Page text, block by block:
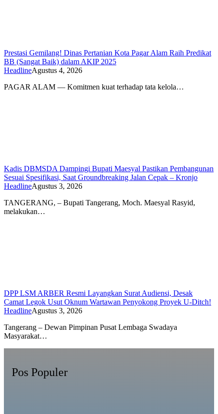
Prestasi Gemilang! Dinas Pertanian Kota Pagar Alam Raih Predikat
BB (Sangat Baik) dalam AKIP 2025
HeadlineAgustus 4, 2026
PAGAR ALAM — Komitmen kuat terhadap tata kelola…
Kadis DBMSDA Dampingi Bupati Maesyal Pastikan Pembangunan
Sesuai Spesifikasi, Saat Groundbreaking Jalan Cepak – Kronjo
HeadlineAgustus 3, 2026
TANGERANG, – Bupati Tangerang, Moch. Maesyal Rasyid,
melakukan…
DPP LSM ARBER Resmi Layangkan Surat Audiensi, Desak
Camat Legok Usut Oknum Wartawan Penyokong Proyek U-Ditch!
HeadlineAgustus 3, 2026
Tangerang – Dewan Pimpinan Pusat Lembaga Swadaya
Masyarakat…
Pos Populer